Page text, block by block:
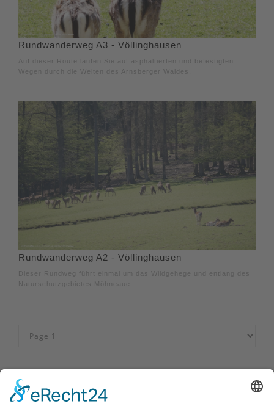
Rundwanderweg A3 - Völlinghausen
Auf dieser Route laufen Sie auf asphaltierten und befestigten
Wegen durch die Weiten des Arnsberger Waldes.
Rundwanderweg A2 - Völlinghausen
Dieser Rundweg führt einmal um das Wildgehege und entlang des
Naturschutzgebietes Möhneaue.